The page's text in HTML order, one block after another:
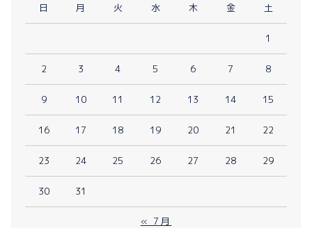
日
月 火 水 木 金 土
1
2 3 4 5 6 7 8
9 10 11 12 13 14 15
16 17 18 19 20 21 22
23 24 25 26 27 28 29
30 31
« 7月